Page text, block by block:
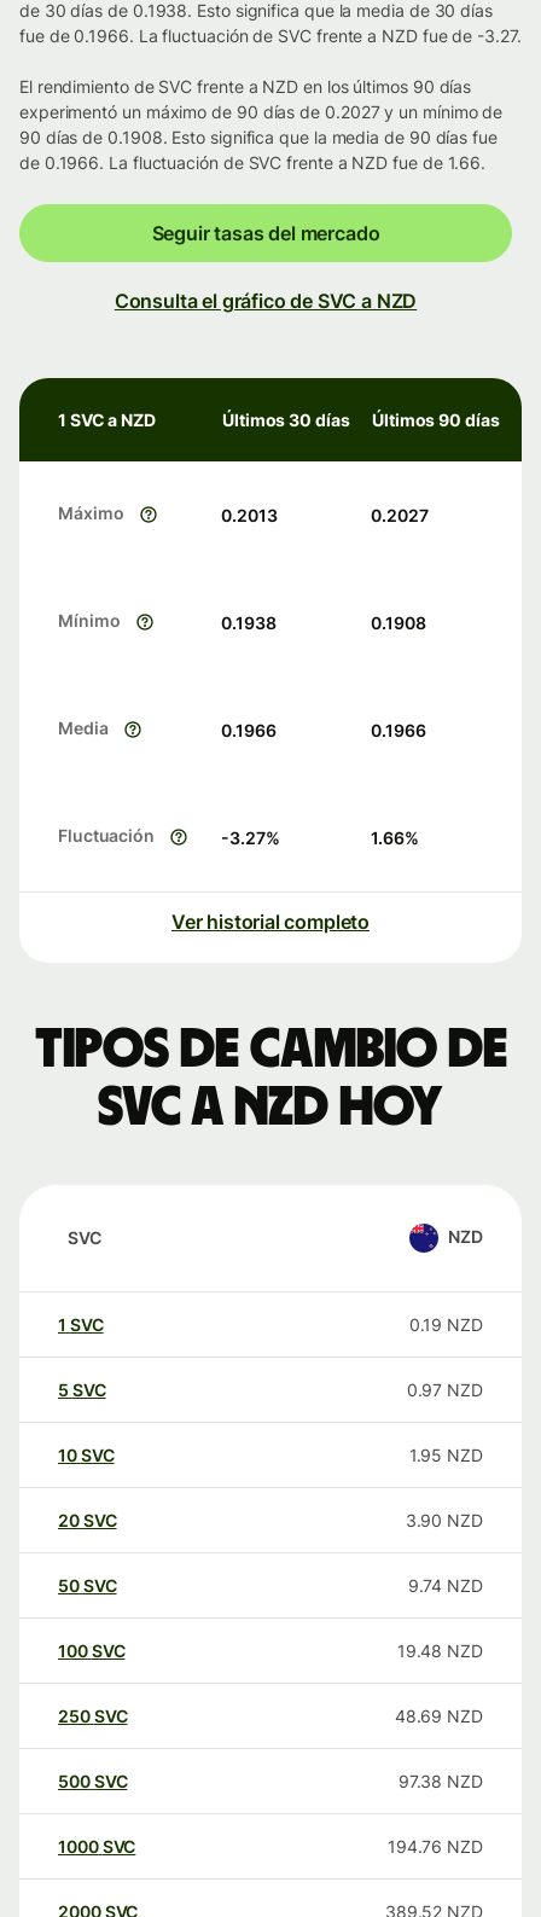
de 30 días de 0.1938. Esto significa que la media de 30 días
fue de 0.1966. La fluctuación de SVC frente a NZD fue de -3.27.
El rendimiento de SVC frente a NZD en los últimos 90 días
experimentó un máximo de 90 días de 0.2027 y un mínimo de
90 días de 0.1908. Esto significa que la media de 90 días fue
de 0.1966. La fluctuación de SVC frente a NZD fue de 1.66.
Seguir tasas del mercado
Consulta el gráfico de SVC a NZD
1 SVC a NZD Últimos 30 días Últimos 90 días
Máximo 0.2013 0.2027
Mínimo 0.1938 0.1908
Media 0.1966 0.1966
Fluctuación -3.27% 1.66%
Ver historial completo
Tipos de cambio de
SVC a NZD hoy
SVC NZD
1 SVC 0.19 NZD
5 SVC 0.97 NZD
10SVC 1.95 NZD
20SVC 3.90 NZD
50SVC 9.74 NZD
100SVC 19.48 NZD
250SVC 48.69 NZD
500SVC 97.38 NZD
1000SVC 194.76 NZD
2000SVC 389.52 NZD